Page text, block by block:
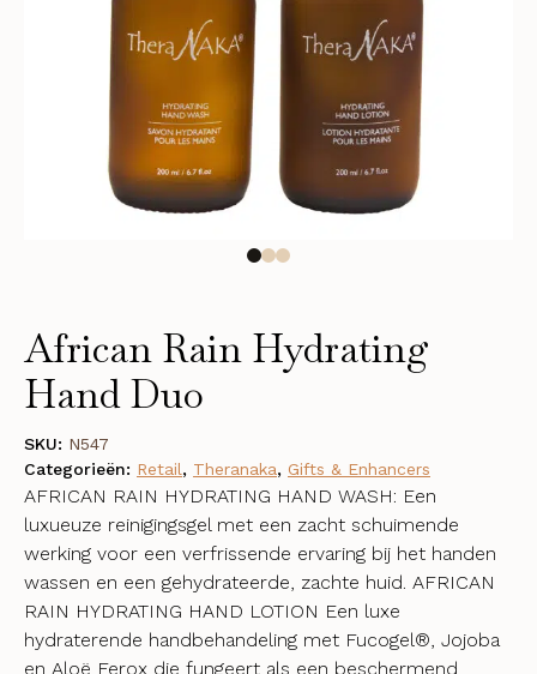
African Rain Hydrating
Hand Duo
AFRICAN RAIN HYDRATING HAND WASH: Een
luxueuze reinigingsgel met een zacht schuimende
werking voor een verfrissende ervaring bij het handen
wassen en een gehydrateerde, zachte huid. AFRICAN
RAIN HYDRATING HAND LOTION Een luxe
hydraterende handbehandeling met Fucogel®, Jojoba
en Aloë Ferox die fungeert als een beschermend
SKU: N547
Categorieën: Retail, Theranaka, Gifts & Enhancers